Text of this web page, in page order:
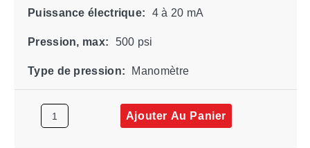
Puissance électrique: 4 à 20 mA
Pression, max: 500 psi
Type de pression: Manomètre
Ajouter Au Panier